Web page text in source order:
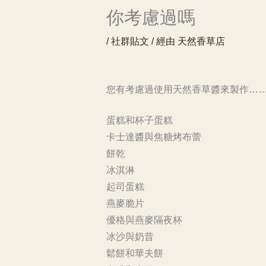
你考慮過嗎
/社群貼文 / 經由 天然香草店
您有考慮過使用天然香草醬來製作
蛋糕和杯子蛋糕
卡士達醬與焦糖烤布蕾
餅乾
冰淇淋
起司蛋糕
燕麥脆片
優格與燕麥隔夜杯
冰沙與奶昔
鬆餅和華夫餅